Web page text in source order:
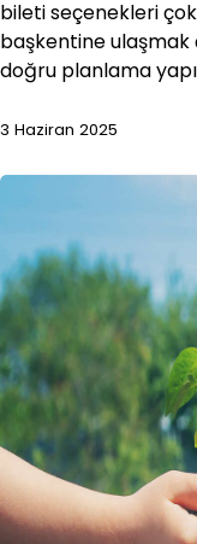
bileti seçenekleri çok
başkentine ulaşmak
doğru planlama
3 Haziran 2025